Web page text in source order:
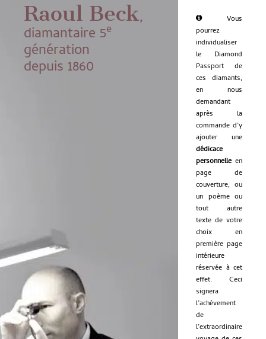
Raoul Beck,
diamantaire 5e
génération
depuis 1860
Vous
pourrez
individualiser
le Diamond
Passport de
ces diamants,
en nous
demandant
après la
commande d’y
ajouter une
dédicace
personnelle en
page de
couverture, ou
un poème ou
tout autre
texte de votre
choix en
première page
intérieure
réservée à cet
effet. Ceci
signera
l’achèvement
de
l’extraordinaire